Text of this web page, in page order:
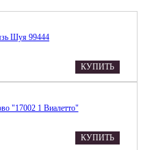
Шуя 99444
КУПИТЬ
"17002 1 Виалетто"
КУПИТЬ